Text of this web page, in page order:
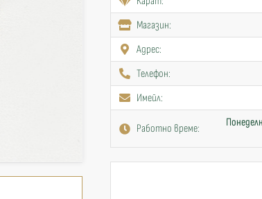
Mагазин:
Адрес:
Телефон:
Имейл:
Работно време: